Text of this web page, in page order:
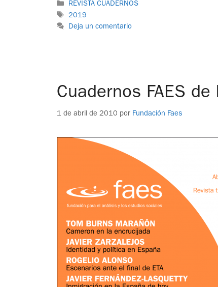
REVISTA CUADERNOS
2019
Deja un comentario
Cuadernos FAES
1 de abril de 2010 por Fundación Faes